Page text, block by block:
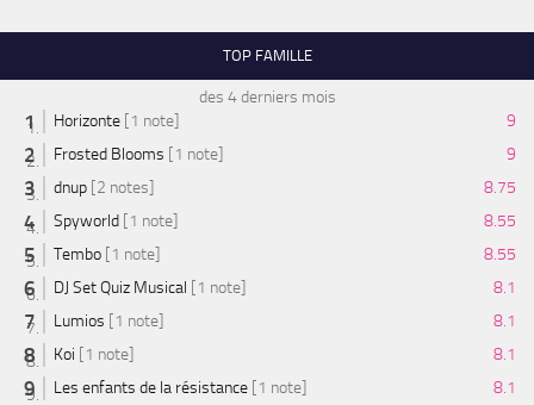
TOP FAMILLE
des 4 derniers mois
Horizonte [1 note]
9
Frosted Blooms [1 note]
9
dnup [2 notes]
8.75
Spyworld [1 note]
8.55
Tembo [1 note]
8.55
DJ Set Quiz Musical [1 note]
8.1
Lumios [1 note]
8.1
Koi [1 note]
8.1
Les enfants de la résistance [1 note] 8.1